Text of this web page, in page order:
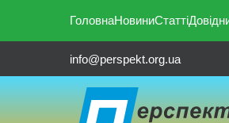
ГоловнаНовиниСтатті
info@perspekt.org.ua